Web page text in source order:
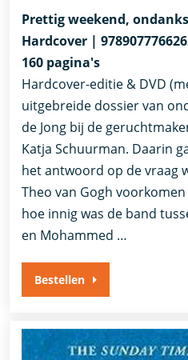
Prettig weekend,
Hardcover |
160 pagina's
Hardcover-editie & DVD
uitgebreide dossier van
de Jong bij de
Katja Schuurman. Daarin
het antwoord op de vraag
Theo van Gogh
hoe innig was de band
en Mohammed …
Bestellen